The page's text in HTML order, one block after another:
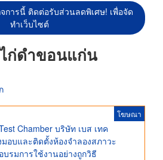
การนี้ ติดต่อรับส่วนลดพิเศษ! เพื่อจัด
ทำเว็บไซต์
ก่ดำขอนแก่น
โฆษณา
Chamber บริษัท เบส เทค
อบและติดตั้งห้องจำลองสภาวะ
รมการใช้งานอย่างถูกวิธี